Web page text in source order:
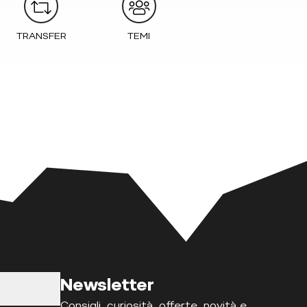
TRANSFER TEMI
Newsletter